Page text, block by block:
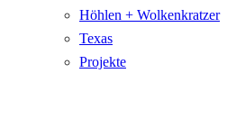
Höhlen + Wolkenkratzer
Texas
Projekte